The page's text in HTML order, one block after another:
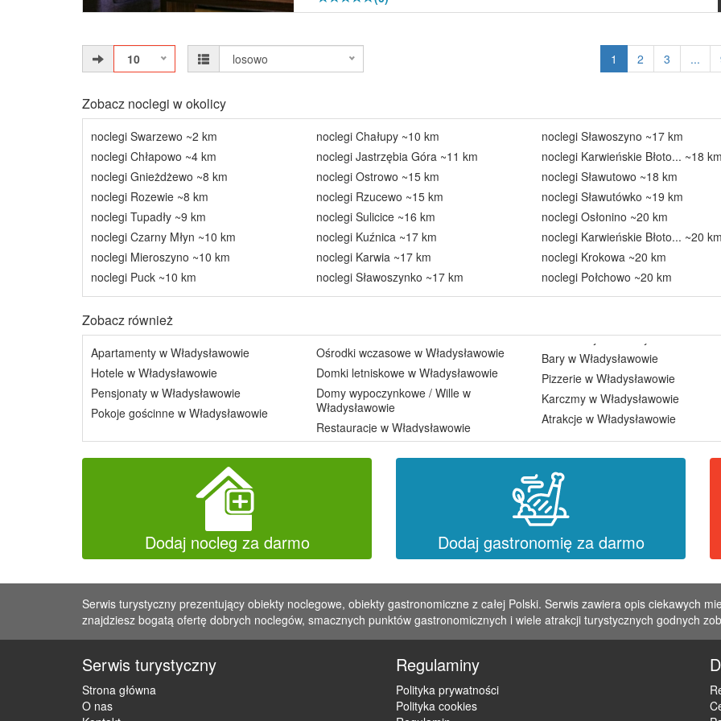
10 losowo 1 2 3 ...
Zobacz noclegi w okolicy
noclegi Swarzewo ~2 km
noclegi Chłapowo ~4 km
noclegi Gnieżdżewo ~8 km
noclegi Rozewie ~8 km
noclegi Tupadły ~9 km
noclegi Czarny Młyn ~10 km
noclegi Mieroszyno ~10 km
noclegi Puck ~10 km
noclegi Chałupy ~10 km
noclegi Jastrzębia Góra ~11 km
noclegi Ostrowo ~15 km
noclegi Rzucewo ~15 km
noclegi Sulicice ~16 km
noclegi Kuźnica ~17 km
noclegi Karwia ~17 km
noclegi Sławoszynko ~17 km
noclegi Sławoszyno ~17 km
noclegi Karwieńskie Błoto... ~18 km
noclegi Sławutowo ~18 km
noclegi Sławutówko ~19 km
noclegi Osłonino ~20 km
noclegi Karwieńskie Błoto... ~20 km
noclegi Krokowa ~20 km
noclegi Połchowo ~20 km
Zobacz również
Apartamenty w Władysławowie
Hotele w Władysławowie
Pensjonaty w Władysławowie
Pokoje gościnne w Władysławowie
Ośrodki wczasowe w Władysławowie
Domki letniskowe w Władysławowie
Domy wypoczynkowe / Wille w
Władysławowie
Restauracje w Władysławowie
Bary w Władysławowie
Pizzerie w Władysławowie
Karczmy w Władysławowie
Atrakcje w Władysławowie
Dodaj nocleg za darmo Dodaj gastronomię za darmo
Serwis turystyczny prezentujący obiekty noclegowe, obiekty gastronomiczne z całej Polski. Serwis zawiera opis ciekawych
znajdziesz bogatą ofertę dobrych noclegów, smacznych punktów gastronomicznych i wiele atrakcji turystycznych godnych
Serwis turystyczny
Strona główna
O nas
Regulaminy
Polityka prywatności
Polityka cookies